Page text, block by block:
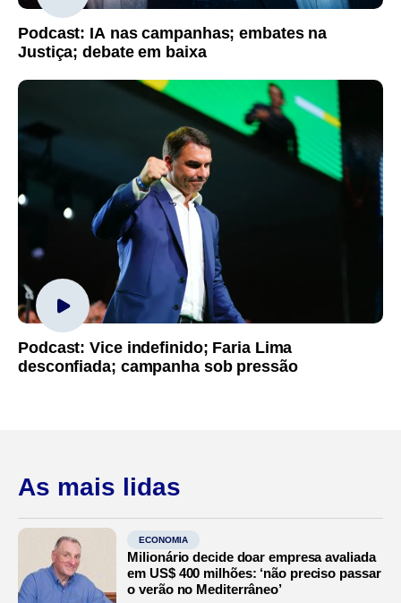
Podcast: IA nas campanhas; embates na
Justiça; debate em baixa
Podcast: Vice indefinido; Faria Lima
desconfiada; campanha sob pressão
As mais lidas
ECONOMIA
Milionário decide doar empresa avaliada
em US$ 400 milhões: ‘não preciso passar
o verão no Mediterrâneo’